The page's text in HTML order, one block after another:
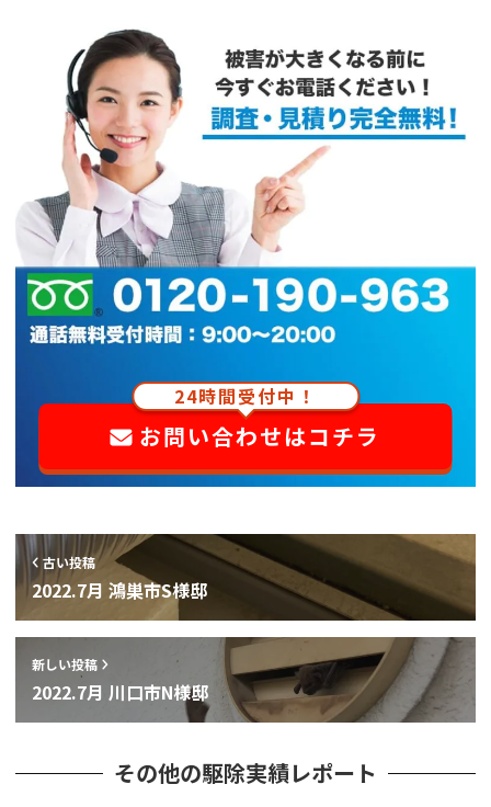
24時間受付中！
お問い合わせはコチラ
古い投稿
2022.7月 鴻巣市S様邸
新しい投稿
2022.7月 川口市N様邸
その他の駆除実績レポート